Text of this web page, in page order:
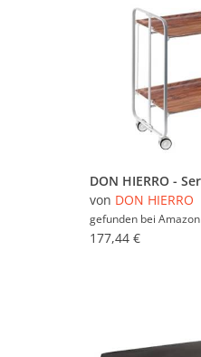
von DON HIERRO
gefunden bei Amazon
177,44 €